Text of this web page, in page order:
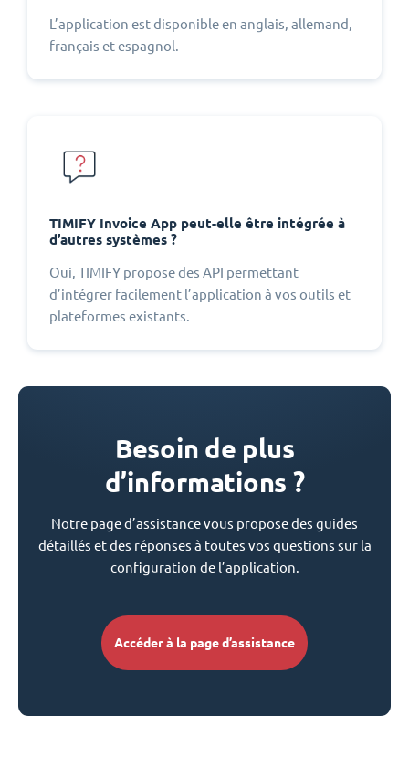
L’application est disponible en anglais, allemand,
français et espagnol.
TIMIFY Invoice App peut-elle être intégrée à
d’autres systèmes ?
Oui, TIMIFY propose des API permettant
d’intégrer facilement l’application à vos outils et
plateformes existants.
Besoin de plus
d’informations ?
Notre page d’assistance vous propose des guides
détaillés et des réponses à toutes vos questions sur la
configuration de l’application.
Accéder à la page d’assistance